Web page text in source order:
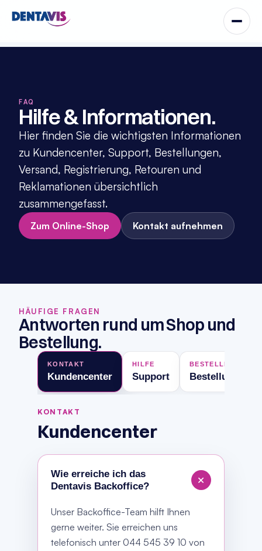
FAQ
Hilfe & Informationen.
Hier finden Sie die wichtigsten Informationen
zu Kundencenter, Support, Bestellungen,
Versand, Registrierung, Retouren und
Reklamationen übersichtlich
zusammengefasst.
Zum Online-Shop Kontakt aufnehmen
HÄUFIGE FRAGEN
Antworten rund um Shop und
Bestellung.
KONTAKT
Kundencenter
HILFE
Support
BESTELLPROZESS
Bestellungen
KONTAKT
Kundencenter
Wie erreiche ich das
Dentavis Backoffice?
+
Unser Backoffice-Team hilft Ihnen
gerne weiter. Sie erreichen uns
telefonisch unter 044 545 39 10 von